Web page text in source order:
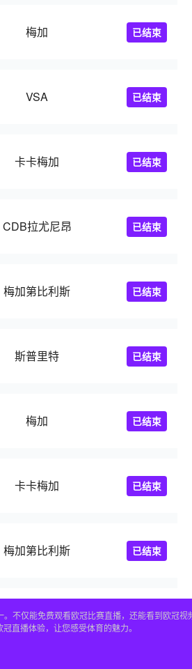
梅加 已结束
VSA 已结束
卡卡梅加 已结束
CDB拉尤尼昂 已结束
梅加第比利斯 已结束
斯普里特 已结束
梅加 已结束
卡卡梅加 已结束
梅加第比利斯 已结束
不仅能免费观看欧冠比赛直播，还能看到欧冠
直播体验，让您感受体育的魅力。